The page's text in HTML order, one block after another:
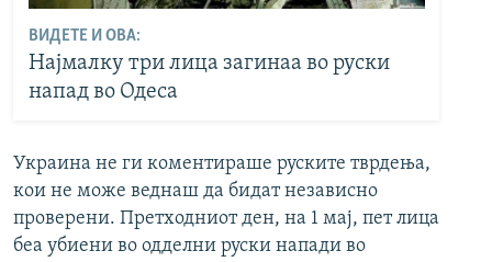
ВИДЕТЕ И ОВА:
Најмалку три лица загинаа во руски
напад во Одеса
Украина не ги коментираше руските тврдења,
кои не може веднаш да бидат независно
проверени. Претходниот ден, на 1 мај, пет лица
беа убиени во одделни руски напади во